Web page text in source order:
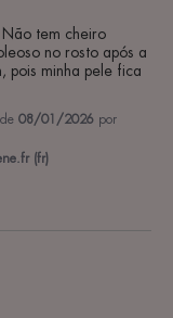
tem cheiro
no rosto após a
pois minha pele fica
08/01/2026 por
(fr)